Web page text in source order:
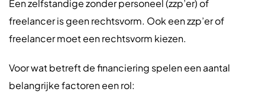
Een zelfstandige zonder personeel (zzp’er) of
freelancer is geen rechtsvorm. Ook een zzp’er of
freelancer moet een rechtsvorm kiezen.
Voor wat betreft de financiering spelen een aantal
belangrijke factoren een rol: